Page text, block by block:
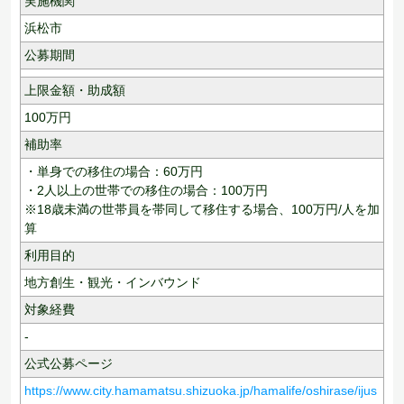
浜松市
公募期間
上限金額・助成額
100万円
補助率
・単身での移住の場合：60万円
・2人以上の世帯での移住の場合：100万円
※18歳未満の世帯員を帯同して移住する場合、100万円/人を加
算
利用目的
地方創生・観光・インバウンド
対象経費
-
公式公募ページ
https://www.city.hamamatsu.shizuoka.jp/hamalife/oshirase/ijus